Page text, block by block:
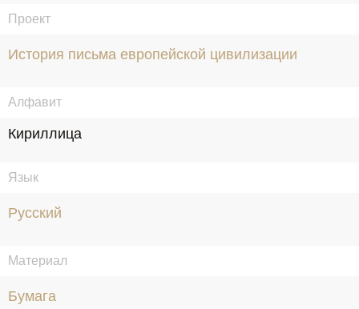
Проект
История письма европейской цивилизации
Алфавит
Кириллица
Язык
Русский
Материал
Бумага